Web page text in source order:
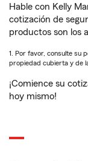
Hable con Kelly
cotización de
productos son los
1. Por favor, consulte su
propiedad cubierta y de
¡Comience su
hoy mismo!